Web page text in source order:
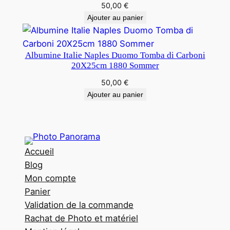
50,00 €
Ajouter au panier
Albumine Italie Naples Duomo Tomba di Carboni
20X25cm 1880 Sommer
50,00 €
Ajouter au panier
Accueil
Blog
Mon compte
Panier
Validation de la commande
Rachat de Photo et matériel